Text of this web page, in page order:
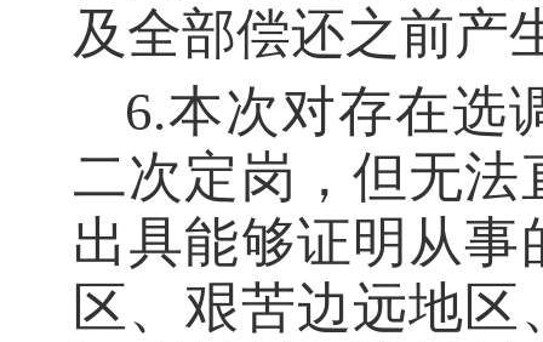
及全部偿还之前产
6.本次对存在选
二次定岗，但无
出具能够证明从
区、艰苦边远地